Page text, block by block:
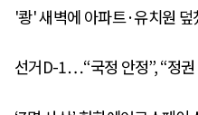
'쾅' 새벽에 아파트·유치원
선거D-1…“국정 안정”, “정